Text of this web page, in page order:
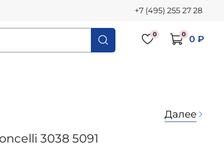
+7 (495) 255 27 28
0 0 0 ₽
Далее
3038 5091